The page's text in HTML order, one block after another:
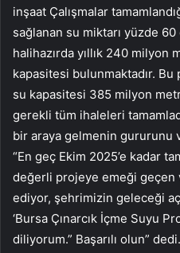
inşaat Çalışmalar
sağlanan su miktarı yüzde
halihazırda yıllık 240 milyon
kapasitesi bulunmaktadır.
su kapasitesi 385 milyon
gerekli tüm ihaleleri
bir araya gelmenin gururunu
“En geç Ekim 2025’e kadar
değerli projeye emeği
ediyor, şehrimizin geleceği
‘Bursa Çınarcık İçme Suyu
diliyorum.” Başarılı olun” dedi.